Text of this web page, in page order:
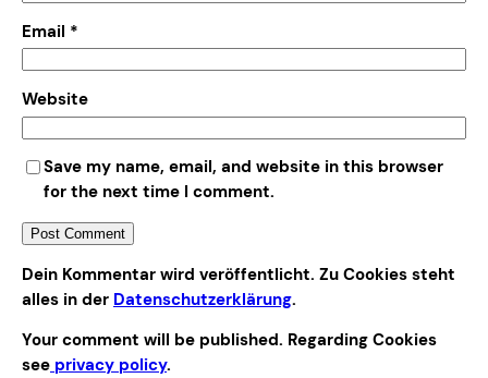
Email *
Website
Save my name, email, and website in this browser
for the next time I comment.
Alternative:
Dein Kommentar wird veröffentlicht. Zu Cookies steht
alles in der Datenschutzerklärung.
Your comment will be published. Regarding Cookies
see privacy policy.